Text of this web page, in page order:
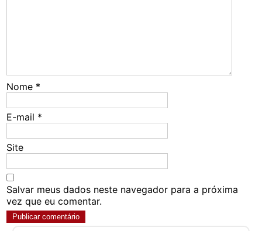
Nome *
E-mail *
Site
Salvar meus dados neste navegador para a próxima
vez que eu comentar.